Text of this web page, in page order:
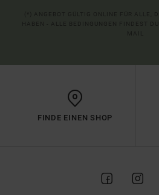
FINDE EINEN SHOP